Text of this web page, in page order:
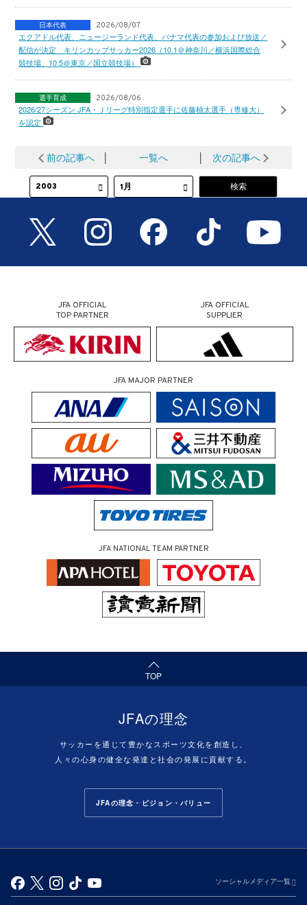
日本代表 2026/08/07
エクアドル代表、ニュージーランド代表、パナマ代表の参加および放送／
配信が決定 キリンカップサッカー2026（10.1＠神奈川／横浜国際総合
競技場、10.5＠東京／国立競技場）
選手育成 2026/08/06
2026/27シーズン JFA・Ｊリーグ特別指定選手に佐藤柚太選手（専修大）
を認定
前の記事へ 一覧へ 次の記事へ
JFA OFFICIAL
TOP PARTNER
JFA OFFICIAL
SUPPLIER
JFA MAJOR PARTNER
JFA NATIONAL TEAM PARTNER
TOP
JFAの理念
サッカーを通じて豊かなスポーツ文化を創造し、
人々の心身の健全な発達と社会の発展に貢献する。
JFAの理念・ビジョン・バリュー
ソーシャルメディア一覧